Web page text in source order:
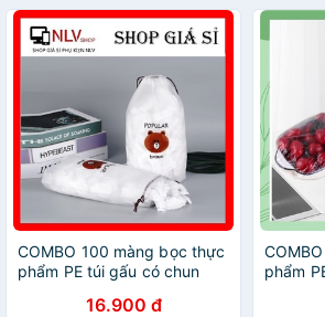
COMBO 100 màng bọc thực
phẩm PE túi gấu có chun
16.900 đ
phẩm